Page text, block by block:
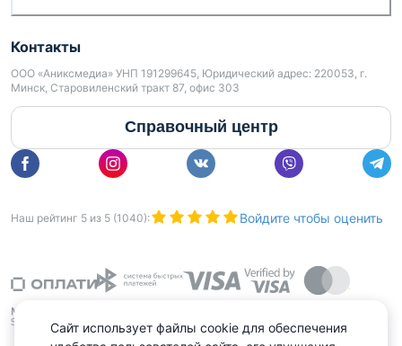
Контакты
ООО «Аниксмедиа» УНП 191299645, Юридический адрес: 220053, г.
Минск, Старовиленский тракт 87, офис 303
Справочный центр
Наш рейтинг 5 из 5 (1040): Войдите чтобы оценить
Сайт использует файлы cookie для обеспечения